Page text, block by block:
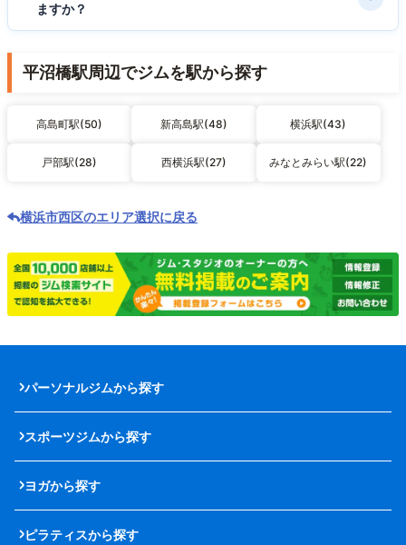
ますか？
平沼橋駅周辺でジムを駅から探す
高島町駅(50) 新高島駅(48) 横浜駅(43)
戸部駅(28) 西横浜駅(27) みなとみらい駅(22)
横浜市西区のエリア選択に戻る
パーソナルジムから探す
スポーツジムから探す
ヨガから探す
ピラティスから探す